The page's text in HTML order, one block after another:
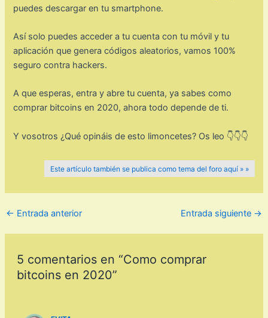
puedes descargar en tu smartphone.
Así solo puedes acceder a tu cuenta con tu móvil y tu
aplicación que genera códigos aleatorios, vamos 100%
seguro contra hackers.
A que esperas, entra y abre tu cuenta, ya sabes como
comprar bitcoins en 2020, ahora todo depende de ti.
Y vosotros ¿Qué opináis de esto limoncetes? Os leo 👇👇👇
Este artículo también se publica como tema del foro aquí » »
← Entrada anterior Entrada siguiente →
5 comentarios en “Como comprar
bitcoins en 2020”